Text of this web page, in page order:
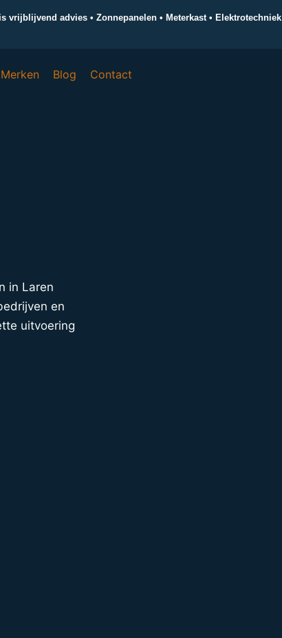
vrijblijvend advies • Zonnepanelen • Meterkast • Elektrotechniek
Merken Blog Contact
in Laren
en
uitvoering